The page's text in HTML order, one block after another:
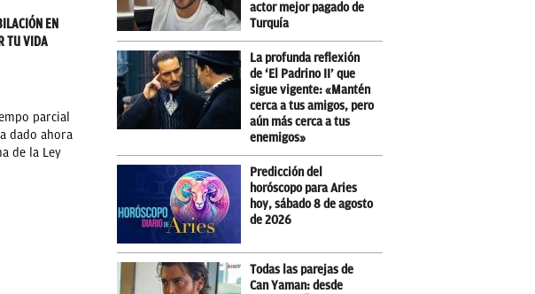
EN
TU VIDA
parcial
dado ahora
de la Ley
actor mejor pagado de
Turquía
La profunda reflexión
de ‘El Padrino II’ que
sigue vigente: «Mantén
cerca a tus amigos, pero
aún más cerca a tus
enemigos»
Predicción del
horóscopo para Aries
hoy, sábado 8 de agosto
de 2026
Todas las parejas de
Can Yaman: desde